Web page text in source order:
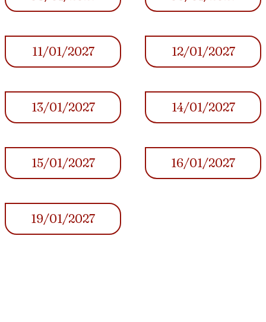
11/01/2027 12/01/2027
13/01/2027 14/01/2027
15/01/2027 16/01/2027
19/01/2027